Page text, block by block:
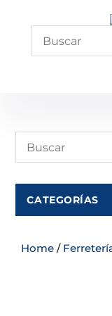
CATEGORÍAS
Home /